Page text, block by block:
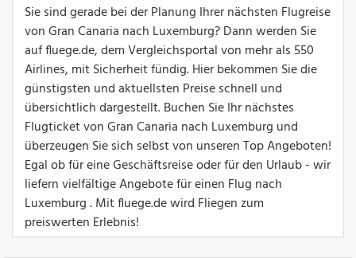
Sie sind gerade bei der Planung Ihrer nächsten Flugreise
von Gran Canaria nach Luxemburg? Dann werden Sie
auf fluege.de, dem Vergleichsportal von mehr als 550
Airlines, mit Sicherheit fündig. Hier bekommen Sie die
günstigsten und aktuellsten Preise schnell und
übersichtlich dargestellt. Buchen Sie Ihr nächstes
Flugticket von Gran Canaria nach Luxemburg und
überzeugen Sie sich selbst von unseren Top Angeboten!
Egal ob für eine Geschäftsreise oder für den Urlaub - wir
liefern vielfältige Angebote für einen Flug nach
Luxemburg . Mit fluege.de wird Fliegen zum
preiswerten Erlebnis!